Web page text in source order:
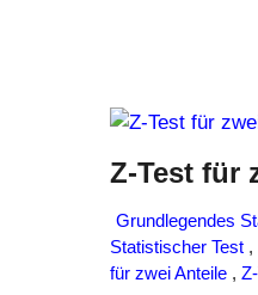
Z-Test für
Grundlegendes
Statistischer Test ,
für zwei Anteile ,